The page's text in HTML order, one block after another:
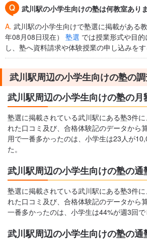
武川駅の小学生向けの塾は何教室あり
A. 武川駅の小学生向けで塾選に掲載がある
年08月08日現在） 塾選 では授業形式や目
し、塾へ資料請求や体験授業の申し込みをす
武川駅周辺の小学生向けの塾の
武川駅周辺の小学生向けの塾の月
塾選に掲載されている武川駅にある塾3件
れた口コミ及び、合格体験記のデータから
用で一番多かったのは、小学生は23人が
た。
武川駅周辺の小学生向けの塾の通
塾選に掲載されている武川駅にある塾3件
れた口コミ及び、合格体験記のデータから
一番多かったのは、小学生は44%が週3回で
武川駅周辺の小学生向けの塾の通